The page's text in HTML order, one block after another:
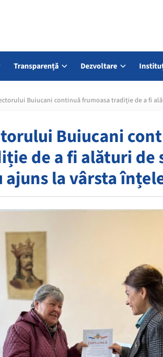
Transparență Dezvoltare
Buiucani continuă frumoasa tradiție de a fi
Buiucani
de a fi alături de
ajuns la vârsta